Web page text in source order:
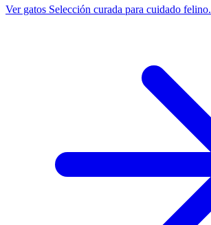
Ver gatos Selección curada para cuidado felino.